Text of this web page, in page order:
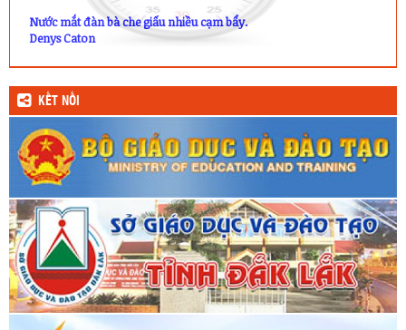
Nước mắt đàn bà che giấu nhiều cạm bẩy.
Denys Caton
KẾT NỐI